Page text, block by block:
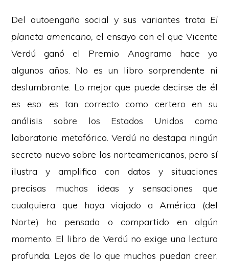
Del autoengaño social y sus variantes trata El
planeta americano,el ensayo con el que Vicente
Verdú ganó el Premio Anagrama hace ya
algunos años. No es un libro sorprendente ni
deslumbrante. Lo mejor que puede decirse de él
es eso: es tan correcto como certero en su
análisis sobre los Estados Unidos como
laboratorio metafórico. Verdú no destapa ningún
secreto nuevo sobre los norteamericanos, pero sí
ilustra y amplifica con datos y situaciones
precisas muchas ideas y sensaciones que
cualquiera que haya viajado a América (del
Norte) ha pensado o compartido en algún
momento. El libro de Verdú no exige una lectura
profunda. Lejos de lo que muchos puedan creer,